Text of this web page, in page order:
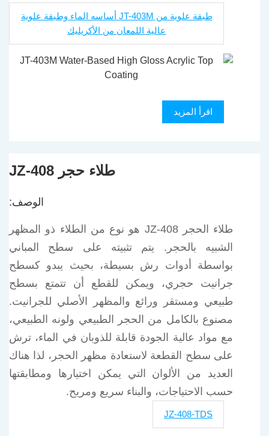
طبقة علوية من JT-403M أساسه الماء وطبقة علوية
عالية اللمعان من الأكريليك
اقرأ المزيد
طلاء حجر JZ-408
الوصف:
طلاء الحجر JZ-408 هو نوع من الطلاء ذو المظهر
الشبيه بالحجر. يتم تثبيته على سطح المباني
بواسطة أدوات رش بسيطة، بحيث يبدو كسطح
جرانيت حجري، ويمكن للقطع أن تتمتع بسطح
طبيعي ومستقر ورائع والمظهر الأصلي للجرانيت.
مصنوع بالكامل من الحجر الطبيعي ولونه الطبيعي،
مع مواد عالية الجودة قابلة للذوبان في الماء، ترش
على سطح القطعة لاستعادة مظهر الحجر، لذا هناك
العديد من الألوان التي يمكن اختيارها ومطابقتها
حسب الاحتياجات، والبناء سريع ومريح.
JZ-408-TDS